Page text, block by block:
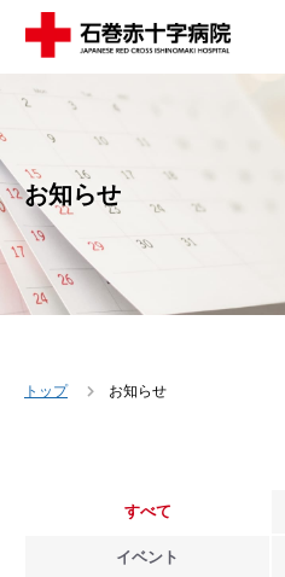
医療関係者の方
お知らせ
トップ お知らせ
すべて
イベント